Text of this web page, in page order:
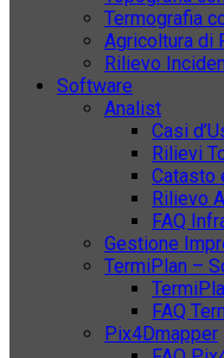
Termografia
Agricoltura di
Rilievo
Software
Analist
Casi
Rilievi
Catasto
Rilievo
FAQ
Gestione
TermiPlan –
FAQ
Pix4Dmapper